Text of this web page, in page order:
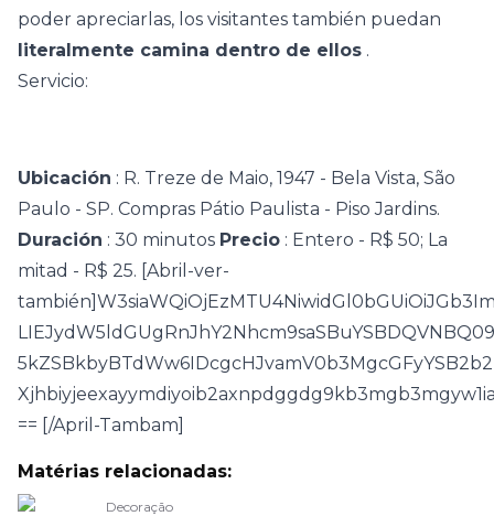
poder apreciarlas, los visitantes también puedan
literalmente camina dentro de ellos .
Servicio:
Ubicación : R. Treze de Maio, 1947 - Bela Vista, São
Paulo - SP. Compras Pátio Paulista - Piso Jardins.
Duración : 30 minutos Precio : Entero - R$ 50; La
mitad - R$ 25. [Abril-ver-
== [/April-Tambam]
Matérias relacionadas:
Decoração